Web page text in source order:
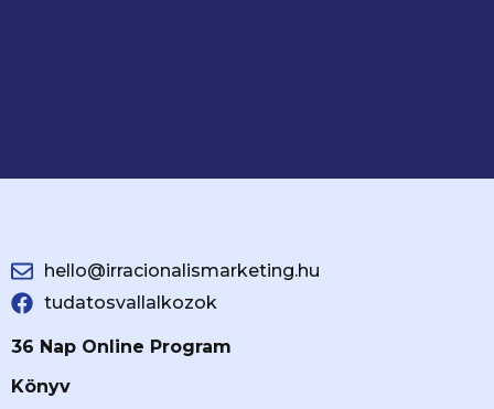
hello@irracionalismarketing.hu
tudatosvallalkozok
36 Nap Online Program
Könyv